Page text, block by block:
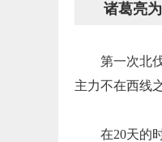
诸葛亮
第一次北
主力不在西线
在20天的